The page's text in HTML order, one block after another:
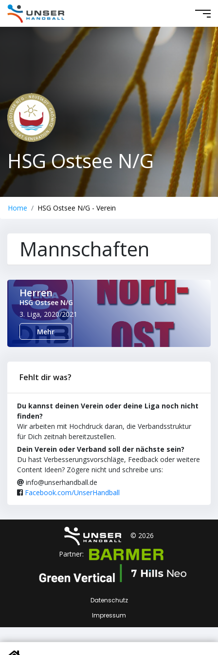
HSG Ostsee N/G
Home HSG Ostsee N/G - Verein
Mannschaften
Herren
HSG Ostsee N/G
3. Liga, 2020/2021
Mehr
Fehlt dir was?
Du kannst deinen Verein oder deine Liga noch nicht
finden?
Wir arbeiten mit Hochdruck daran, die Verbandsstruktur
für Dich zeitnah bereitzustellen.
Dein Verein oder Verband soll der nächste sein?
Du hast Verbesserungsvorschläge, Feedback oder weitere
Content Ideen? Zögere nicht und schreibe uns:
info@unserhandball.de
Facebook.com/UnserHandball
© 2026
Partner:
Datenschutz
Impressum